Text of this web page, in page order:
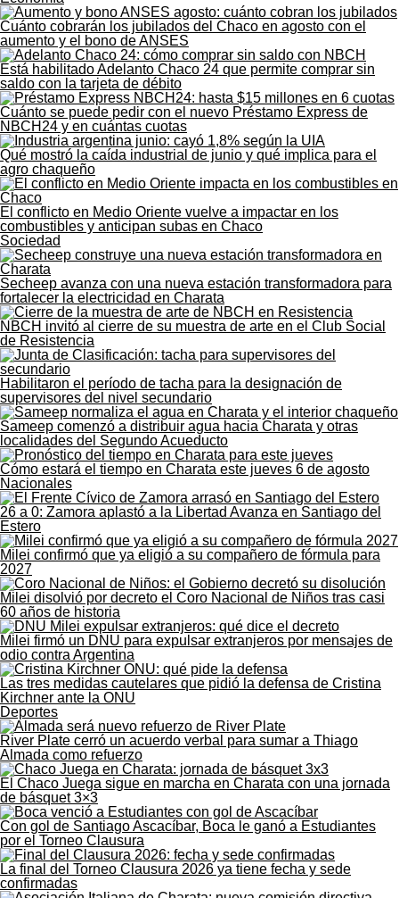
Cuánto cobrarán los jubilados del Chaco en agosto con el
aumento y el bono de ANSES
Está habilitado Adelanto Chaco 24 que permite comprar sin
saldo con la tarjeta de débito
Cuánto se puede pedir con el nuevo Préstamo Express de
NBCH24 y en cuántas cuotas
Qué mostró la caída industrial de junio y qué implica para el
agro chaqueño
El conflicto en Medio Oriente vuelve a impactar en los
combustibles y anticipan subas en Chaco
Sociedad
Secheep avanza con una nueva estación transformadora para
fortalecer la electricidad en Charata
NBCH invitó al cierre de su muestra de arte en el Club Social
de Resistencia
Habilitaron el período de tacha para la designación de
supervisores del nivel secundario
Sameep comenzó a distribuir agua hacia Charata y otras
localidades del Segundo Acueducto
Cómo estará el tiempo en Charata este jueves 6 de agosto
Nacionales
26 a 0: Zamora aplastó a la Libertad Avanza en Santiago del
Estero
Milei confirmó que ya eligió a su compañero de fórmula para
2027
Milei disolvió por decreto el Coro Nacional de Niños tras casi
60 años de historia
Milei firmó un DNU para expulsar extranjeros por mensajes de
odio contra Argentina
Las tres medidas cautelares que pidió la defensa de Cristina
Kirchner ante la ONU
Deportes
River Plate cerró un acuerdo verbal para sumar a Thiago
Almada como refuerzo
El Chaco Juega sigue en marcha en Charata con una jornada
de básquet 3×3
Con gol de Santiago Ascacíbar, Boca le ganó a Estudiantes
por el Torneo Clausura
La final del Torneo Clausura 2026 ya tiene fecha y sede
confirmadas